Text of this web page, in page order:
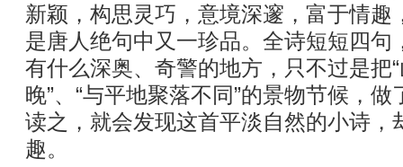
新颖，构思灵巧，意境深邃，富于情趣
是唐人绝句中又一珍品。全诗短短四句
有什么深奥、奇警的地方，只不过是把
晚”、“与平地聚落不同”的景物节候，
读之，就会发现这首平淡自然的小诗，
趣。